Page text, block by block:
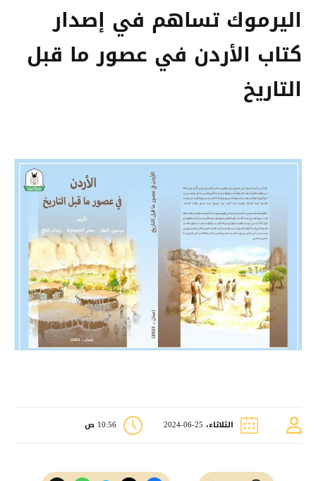
اليرموك تساهم في إصدار
كتاب الأردن في عصور ما قبل
التاريخ
الثلاثاء، 25-06-2024 10:56 ص